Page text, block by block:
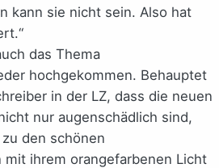
kann sie nicht sein. Also hat
das Thema
hochgekommen. Behauptet
in der LZ, dass die neuen
nur augenschädlich sind,
den schönen
mit ihrem orangefarbenen Licht